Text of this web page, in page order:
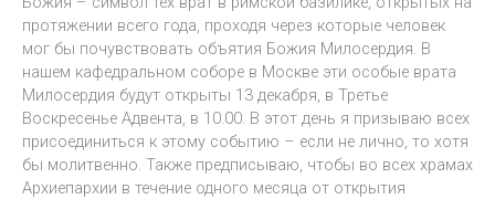
протяжении всего года, проходя через которые человек
мог бы почувствовать объятия Божия Милосердия. В
нашем кафедральном соборе в Москве эти особые врата
Милосердия будут открыты 13 декабря, в Третье
Воскресенье Адвента, в 10.00. В этот день я призываю всех
присоединиться к этому событию – если не лично, то хотя
бы молитвенно. Также предписываю, чтобы во всех храмах
Архиепархии в течение одного месяца от открытия